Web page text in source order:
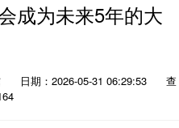
成为未来5年的大
日期：2026-05-31 06:29:53
查